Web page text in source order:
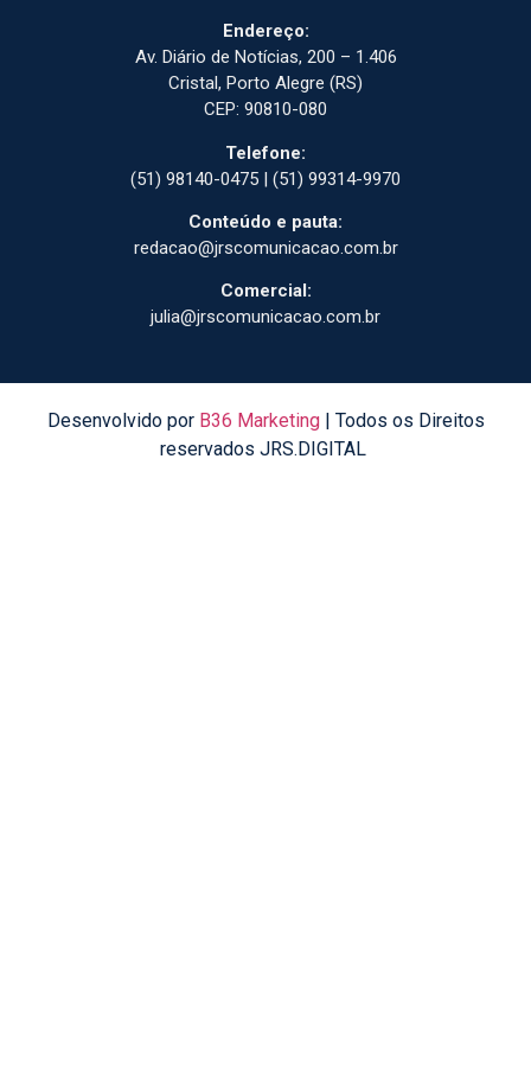
Endereço:
Av. Diário de Notícias, 200 – 1.406
Cristal, Porto Alegre (RS)
CEP: 90810-080
Telefone:
(51) 98140-0475 | (51) 99314-9970
Conteúdo e pauta:
redacao@jrscomunicacao.com.br
Comercial:
julia@jrscomunicacao.com.br
Desenvolvido por B36 Marketing| Todos os Direitos
reservados JRS.DIGITAL